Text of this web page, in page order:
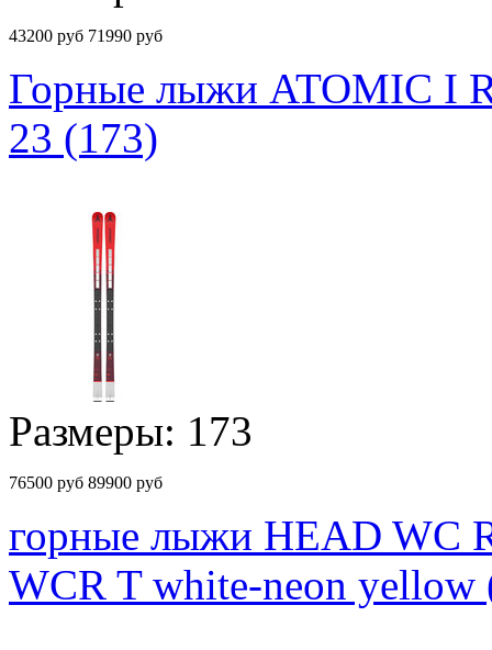
43200 руб 71990 руб
Горные лыжи ATOMIC I
23 (173)
Размеры: 173
76500 руб 89900 руб
горные лыжи HEAD WC
WCR T white-neon yellow